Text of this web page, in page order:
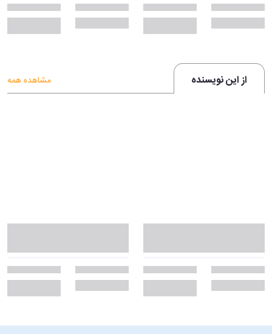
از این نویسنده مشاهده همه